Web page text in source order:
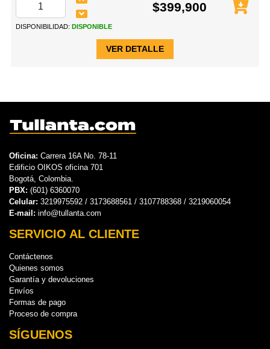
$399,900
DISPONIBILIDAD: DISPONIBLE
VER DETALLE
Oficina: Carrera 16A No. 78-11
Edificio OIKOS oficina 701
Bogotá, Colombia.
PBX: (601) 6360070
Celular: 3219975592 / 3173688561 / 3107788368 / 3219060054
E-mail: info@tullanta.com
SERVICIO AL CLIENTE
Contáctenos
Quienes somos
Garantía y devoluciones
Envíos
Formas de pago
Proceso de compra
SÍGUENOS